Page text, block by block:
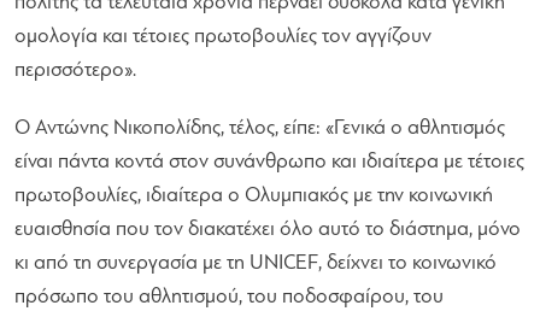
ομολογία και τέτοιες πρωτοβουλίες τον αγγίζουν
περισσότερο».
Ο Αντώνης Νικοπολίδης, τέλος, είπε: «Γενικά ο αθλητισμός
είναι πάντα κοντά στον συνάνθρωπο και ιδιαίτερα με τέτοιες
πρωτοβουλίες, ιδιαίτερα ο Ολυμπιακός με την κοινωνική
ευαισθησία που τον διακατέχει όλο αυτό το διάστημα, μόνο
κι από τη συνεργασία με τη UNICEF, δείχνει το κοινωνικό
πρόσωπο του αθλητισμού, του ποδοσφαίρου, του